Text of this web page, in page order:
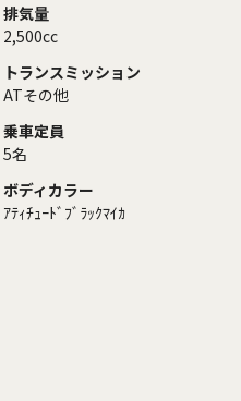
排気量
2,500cc
トランスミッション
ATその他
乗車定員
5名
ボディカラー
ｱﾃｨﾁｭｰﾄﾞﾌﾞﾗｯｸﾏｲｶ